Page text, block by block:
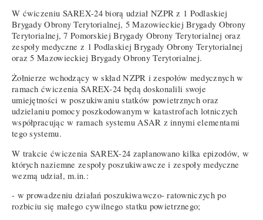
W ćwiczeniu SAREX-24 biorą udział NZPR z 1 Podlaskiej
Brygady Obrony Terytorialnej, 5 Mazowieckiej Brygady Obrony
Terytorialnej, 7 Pomorskiej Brygady Obrony Terytorialnej oraz
zespoły medyczne z 1 Podlaskiej Brygady Obrony Terytorialnej
oraz 5 Mazowieckiej Brygady Obrony Terytorialnej.
Żołnierze wchodzący w skład NZPR i zespołów medycznych w
ramach ćwiczenia SAREX-24 będą doskonalili swoje
umiejętności w poszukiwaniu statków powietrznych oraz
udzielaniu pomocy poszkodowanym w katastrofach lotniczych
współpracując w ramach systemu ASAR z innymi elementami
tego systemu.
W trakcie ćwiczenia SAREX-24 zaplanowano kilka epizodów, w
których naziemne zespoły poszukiwawcze i zespoły medyczne
wezmą udział, m.in.:
- w prowadzeniu działań poszukiwawczo- ratowniczych po
rozbiciu się małego cywilnego statku powietrznego;